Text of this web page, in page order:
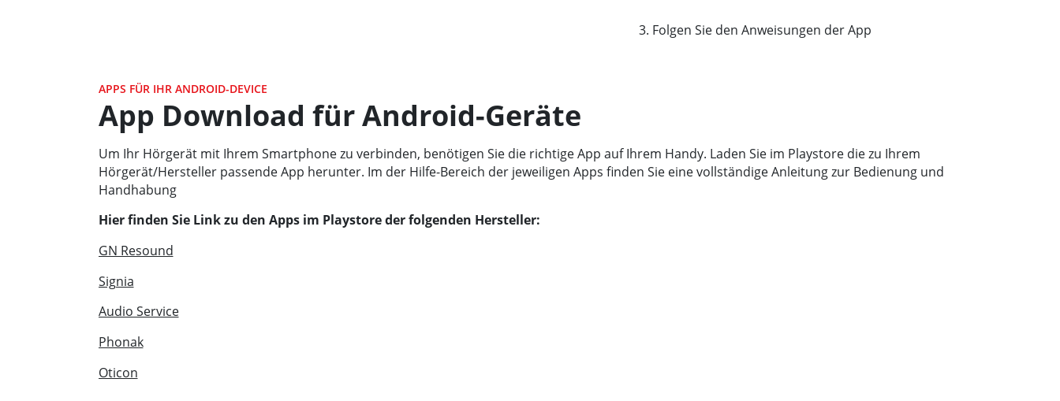
Folgen Sie den Anweisungen der App
APPS FÜR IHR ANDROID-DEVICE
App Download für Android-Geräte
Um Ihr Hörgerät mit Ihrem Smartphone zu verbinden, benötigen Sie die richtige App auf Ihrem Handy. Laden Sie im Playstore die zu Ihrem
Hörgerät/Hersteller passende App herunter. Im der Hilfe-Bereich der jeweiligen Apps finden Sie eine vollständige Anleitung zur Bedienung und
Handhabung
Hier finden Sie Link zu den Apps im Playstore der folgenden Hersteller:
GN Resound
Signia
Audio Service
Phonak
Oticon